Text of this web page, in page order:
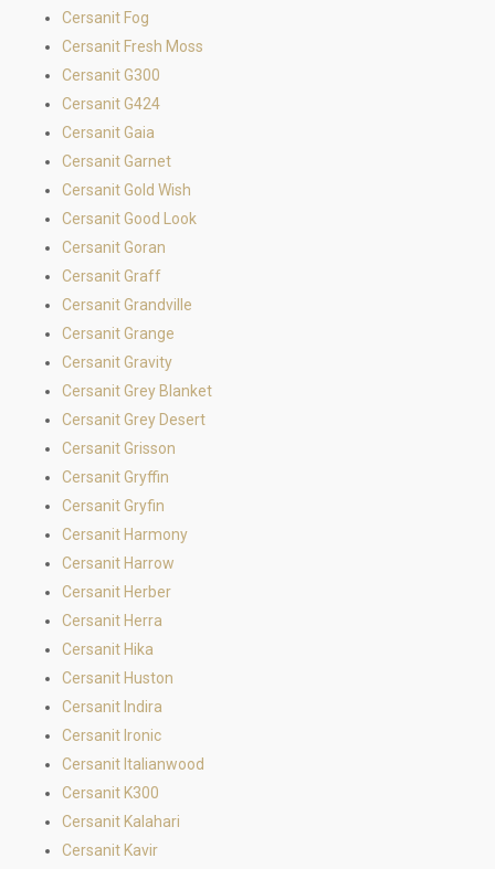
Cersanit Fog
Cersanit Fresh Moss
Cersanit G300
Cersanit G424
Cersanit Gaia
Cersanit Garnet
Cersanit Gold Wish
Cersanit Good Look
Cersanit Goran
Cersanit Graff
Cersanit Grandville
Cersanit Grange
Cersanit Gravity
Cersanit Grey Blanket
Cersanit Grey Desert
Cersanit Grisson
Cersanit Gryffin
Cersanit Gryfin
Cersanit Harmony
Cersanit Harrow
Cersanit Herber
Cersanit Herra
Cersanit Hika
Cersanit Huston
Cersanit Indira
Cersanit Ironic
Cersanit Italianwood
Cersanit K300
Cersanit Kalahari
Cersanit Kavir